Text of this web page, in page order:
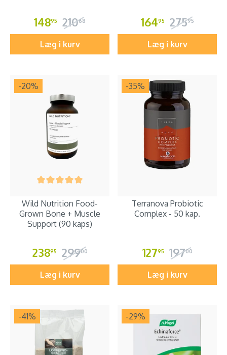
14895 21068
Læg i kurv
16495 27595
Læg i kurv
-20%
Wild Nutrition Food-
Grown Bone + Muscle
Support (90 kaps)
23895 29900
Læg i kurv
-35%
Terranova Probiotic
Complex - 50 kap.
12795 19700
Læg i kurv
-41% -29%